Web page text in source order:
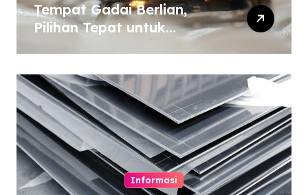
Tempat Gadai Berlian,
Pilihan Tepat untuk
Informasi